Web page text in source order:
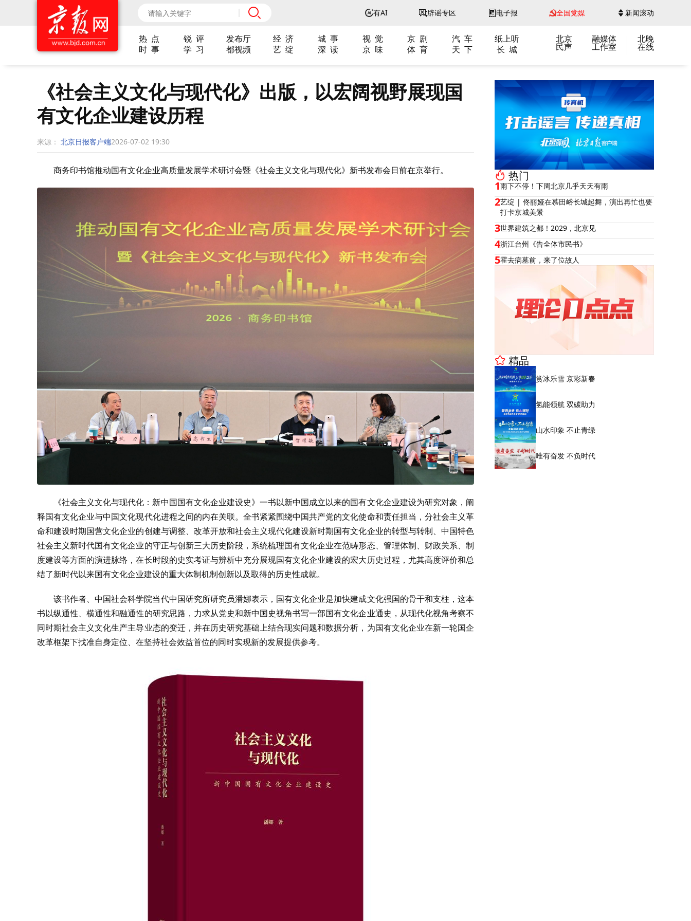
有AI 辟谣专区 电子报 全国党媒 新闻滚动
热 点 锐 评 发布厅 经 济 城 事 视 觉 京 剧 汽 车
纸上听
时 事
学 习 都视频 艺 绽 深 读 京 味 体 育 天 下 长 城
北京
民声
融媒体
工作室
北晚
在线
《社会主义文化与现代化》出版，以宏阔视野展现国
有文化企业建设历程
来源： 北京日报客户端2026-07-02 19:30
商务印书馆推动国有文化企业高质量发展学术研讨会暨《社会主义文化与现代化》新书发布会日前在京举行。
《社会主义文化与现代化：新中国国有文化企业建设史》一书以新中国成立以来的国有文化企业建设为研究对象，阐
释国有文化企业与中国文化现代化进程之间的内在关联。全书紧紧围绕中国共产党的文化使命和责任担当，分社会主义革
命和建设时期国营文化企业的创建与调整、改革开放和社会主义现代化建设新时期国有文化企业的转型与转制、中国特色
社会主义新时代国有文化企业的守正与创新三大历史阶段，系统梳理国有文化企业在范畴形态、管理体制、财政关系、制
度建设等方面的演进脉络，在长时段的史实考证与辨析中充分展现国有文化企业建设的宏大历史过程，尤其高度评价和总
结了新时代以来国有文化企业建设的重大体制机制创新以及取得的历史性成就。
该书作者、中国社会科学院当代中国研究所研究员潘娜表示，国有文化企业是加快建成文化强国的骨干和支柱，这本
书以纵通性、横通性和融通性的研究思路，力求从党史和新中国史视角书写一部国有文化企业通史，从现代化视角考察不
同时期社会主义文化生产主导业态的变迁，并在历史研究基础上结合现实问题和数据分析，为国有文化企业在新一轮国企
改革框架下找准自身定位、在坚持社会效益首位的同时实现新的发展提供参考。
热门
1雨下不停！下周北京几乎天天有雨
2艺绽 | 佟丽娅在慕田峪长城起舞，演出再忙也要
打卡京城美景
3世界建筑之都！2029，北京见
4浙江台州《告全体市民书》
5霍去病墓前，来了位故人
精品
赏冰乐雪 京彩新春
氢能领航 双碳助力
山水印象 不止青绿
唯有奋发 不负时代